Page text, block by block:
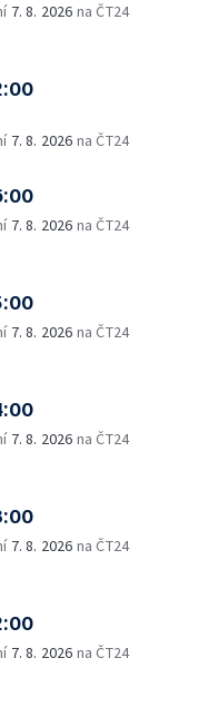
7. 8. 2026 na ČT24
7. 8. 2026 na ČT24
7. 8. 2026 na ČT24
7. 8. 2026 na ČT24
7. 8. 2026 na ČT24
7. 8. 2026 na ČT24
7. 8. 2026 na ČT24